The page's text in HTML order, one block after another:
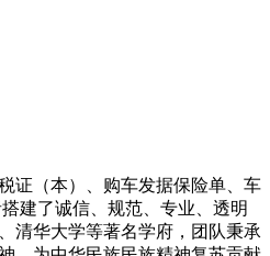
证（本）、购车发据保险单、车
建了诚信、规范、专业、透明
清华大学等著名学府，团队秉承